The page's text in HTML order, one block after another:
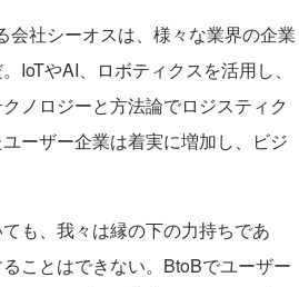
社シーオスは、様々な業界の企業
IoTやAI、ロボティクスを活用し、
ノロジーと方法論でロジスティク
ーザー企業は着実に増加し、ビジ
も、我々は縁の下の力持ちであ
ことはできない。BtoBでユーザー